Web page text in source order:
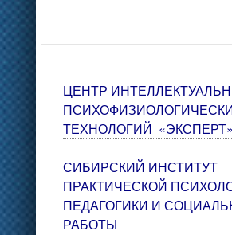
ЦЕНТР
ТЕХНОЛОГИЙ «ЭКСПЕРТ»
СИБИРСКИЙ ИНСТИТУТ
ПРАКТИЧЕСКОЙ
ПЕДАГОГИКИ И
РАБОТЫ